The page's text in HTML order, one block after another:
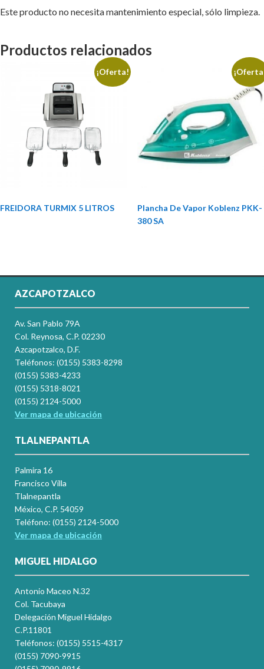
Este producto no necesita mantenimiento especial, sólo limpieza.
Productos relacionados
¡Oferta!
FREIDORA TURMIX 5 LITROS
Plancha De Vapor Koblenz PKK-
380 SA
AZCAPOTZALCO
Av. San Pablo 79A
Col. Reynosa, C.P. 02230
Azcapotzalco, D.F.
Teléfonos: (0155) 5383-8298
(0155) 5383-4233
(0155) 5318-8021
(0155) 2124-5000
Ver mapa de ubicación
TLALNEPANTLA
Palmira 16
Francisco Villa
Tlalnepantla
México, C.P. 54059
Teléfono: (0155) 2124-5000
Ver mapa de ubicación
MIGUEL HIDALGO
Antonio Maceo N.32
Col. Tacubaya
Delegación Miguel Hidalgo
C.P.11801
Teléfonos: (0155) 5515-4317
(0155) 7090-9915